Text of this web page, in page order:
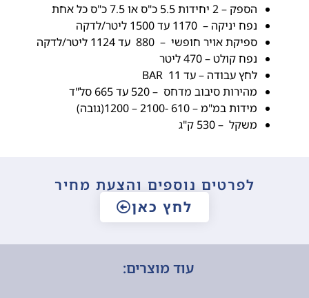
הספק – 2 יחידות 5.5 כ"ס או 7.5 כ"ס כל אחת
נפח יניקה – 1170 עד 1500 ליטר/לדקה
ספיקת אויר חופשי – 880 עד 1124 ליטר/לדקה
נפח קולט – 470 ליטר
לחץ עבודה – עד 11 BAR
מהירות סיבוב מדחס – 520 עד 665 סל"ד
מידות במ"מ – 610 -2100 – 1200(גובה)
משקל – 530 ק"ג
לפרטים נוספים והצעת מחיר
לחץ כאן
עוד מוצרים: